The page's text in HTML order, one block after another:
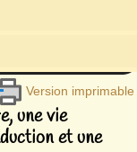
Version imprimable
une vie
et une